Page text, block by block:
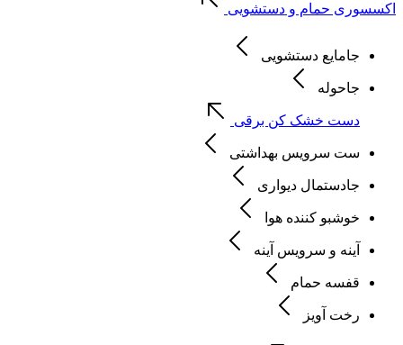
اکسسوری حمام و دستشویی
جامایع دستشویی
جاحوله
دست خشک کن برقی
ست سرویس بهداشتی
جادستمال دیواری
خوشبو کننده هوا
آینه و سرویس آینه
قفسه حمام
رخت آویز